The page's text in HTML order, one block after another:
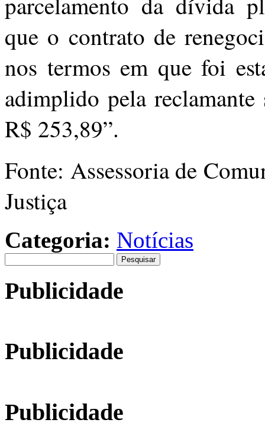
que o contrato de
nos termos em que foi
adimplido pela reclamante
R$ 253,89”.
Fonte: Assessoria de
Justiça
Categoria: Notícias
por:
Publicidade
Publicidade
Publicidade